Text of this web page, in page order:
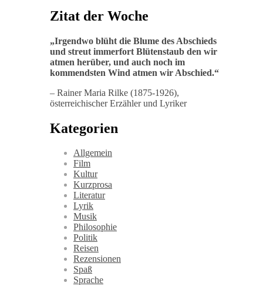
Zitat der Woche
„Irgendwo blüht die Blume des Abschieds
und streut immerfort Blütenstaub den wir
atmen herüber, und auch noch im
kommendsten Wind atmen wir Abschied.“
– Rainer Maria Rilke (1875-1926),
österreichischer Erzähler und Lyriker
Kategorien
Allgemein
Film
Kultur
Kurzprosa
Literatur
Lyrik
Musik
Philosophie
Politik
Reisen
Rezensionen
Spaß
Sprache